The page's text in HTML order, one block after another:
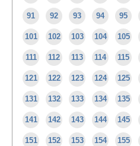
91 92 93 94 95
101 102 103 104 105
111 112 113 114 115
121 122 123 124 125
131 132 133 134 135
141 142 143 144 145
151 152 153 154 155